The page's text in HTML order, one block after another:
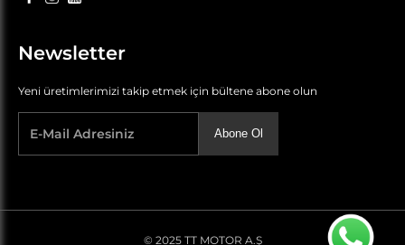
Newsletter
Yeni üretimlerimizi takip etmek için bültene abone olun
Abone Ol
© 2025 TT MOTOR A.Ş